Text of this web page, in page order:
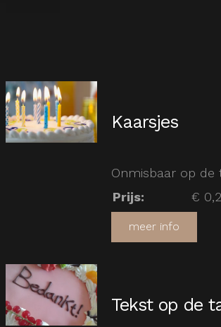
Kaarsjes
Onmisbaar op
Prijs: €
meer info
Tekst op de